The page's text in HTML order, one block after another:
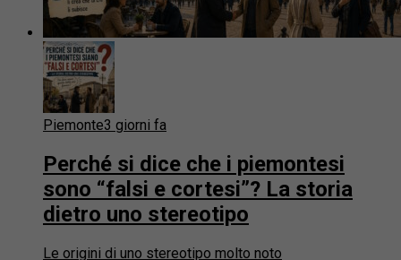
Piemonte3 giorni fa
Perché si dice che i piemontesi
sono “falsi e cortesi”? La storia
dietro uno stereotipo
Le origini di uno stereotipo molto noto